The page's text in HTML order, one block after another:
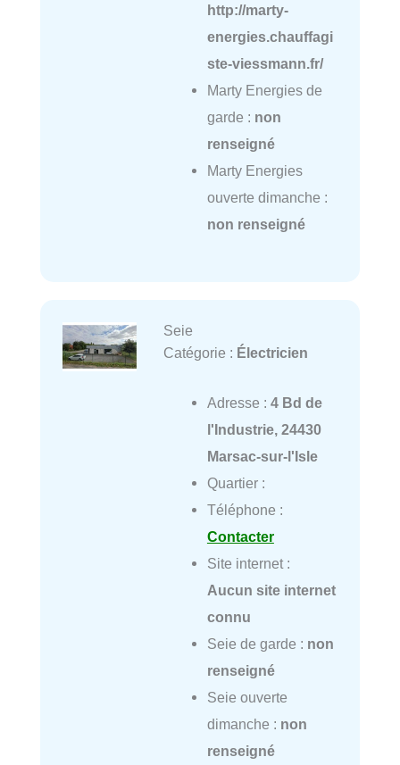
http://marty-
energies.chauffagi
ste-viessmann.fr/
Marty Energies de
garde : non
renseigné
Marty Energies
ouverte dimanche :
non renseigné
Seie
Catégorie : Électricien
Adresse : 4 Bd de
l'Industrie, 24430
Marsac-sur-l'Isle
Quartier :
Téléphone :
Contacter
Site internet :
Aucun site internet
connu
Seie de garde : non
renseigné
Seie ouverte
dimanche : non
renseigné